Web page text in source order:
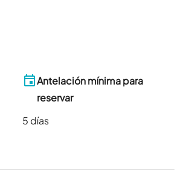
Antelación mínima para
reservar
5 días